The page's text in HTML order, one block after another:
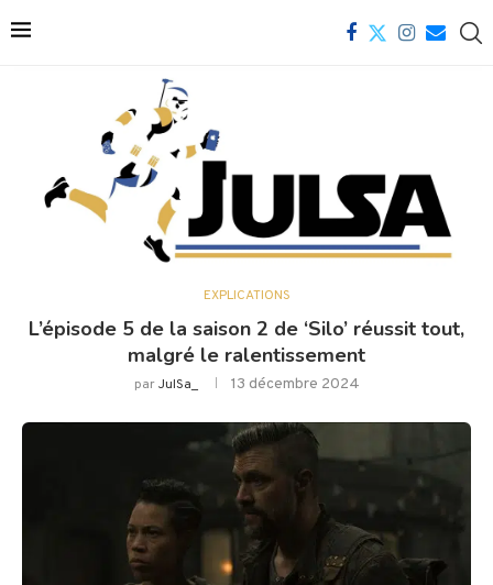
EXPLICATIONS
L’épisode 5 de la saison 2 de ‘Silo’ réussit tout,
malgré le ralentissement
parJulSa_ 13 décembre 2024